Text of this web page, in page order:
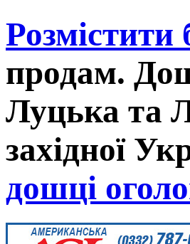
продам.
Луцька та
західної
дошці